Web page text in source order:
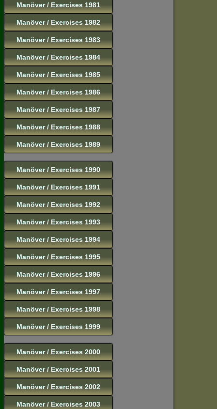
Manöver / Exercises 1981
Manöver / Exercises 1982
Manöver / Exercises 1983
Manöver / Exercises 1984
Manöver / Exercises 1985
Manöver / Exercises 1986
Manöver / Exercises 1987
Manöver / Exercises 1988
Manöver / Exercises 1989
Manöver / Exercises 1990
Manöver / Exercises 1991
Manöver / Exercises 1992
Manöver / Exercises 1993
Manöver / Exercises 1994
Manöver / Exercises 1995
Manöver / Exercises 1996
Manöver / Exercises 1997
Manöver / Exercises 1998
Manöver / Exercises 1999
Manöver / Exercises 2000
Manöver / Exercises 2001
Manöver / Exercises 2002
Manöver / Exercises 2003